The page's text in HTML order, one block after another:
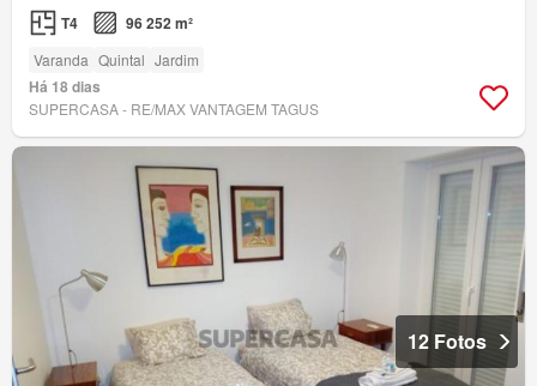
T4 96 252 m²
Varanda Quintal Jardim
Há 18 dias
SUPERCASA - RE/MAX VANTAGEM TAGUS
12 Fotos